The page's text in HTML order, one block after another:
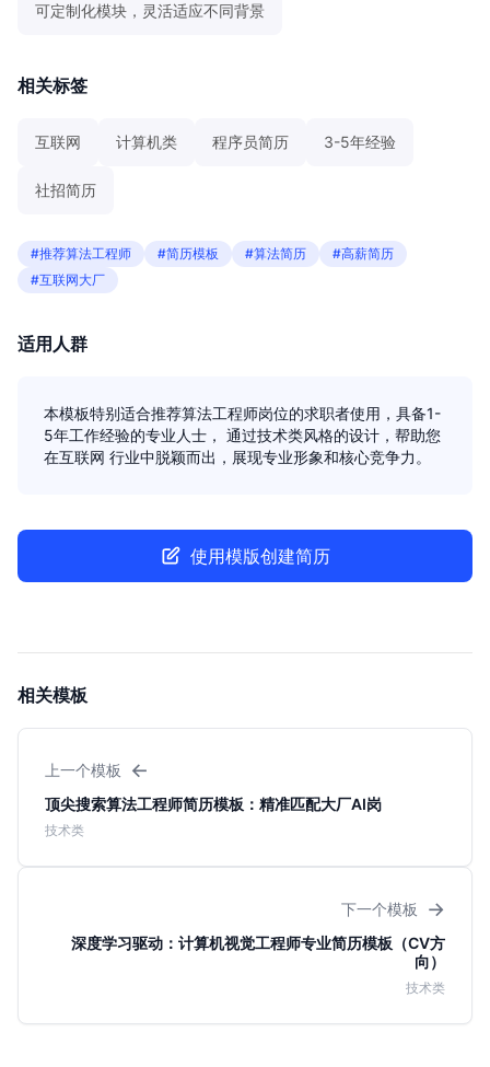
可定制化模块，灵活适应不同背景
相关标签
互联网 计算机类 程序员简历 3-5年经验
社招简历
#推荐算法工程师 #简历模板 #算法简历
#高薪简历
#互联网大厂
适用人群
本模板特别适合推荐算法工程师岗位的求职者使用，具备1-
5年工作经验的专业人士， 通过技术类风格的设计，帮助您
在互联网 行业中脱颖而出，展现专业形象和核心竞争力。
使用模版创建简历
相关模板
上一个模板 ←
顶尖搜索算法工程师简历模板：精准匹配大厂AI岗
技术类
下一个模板 →
深度学习驱动：计算机视觉工程师专业简历模板（CV方
向）
技术类